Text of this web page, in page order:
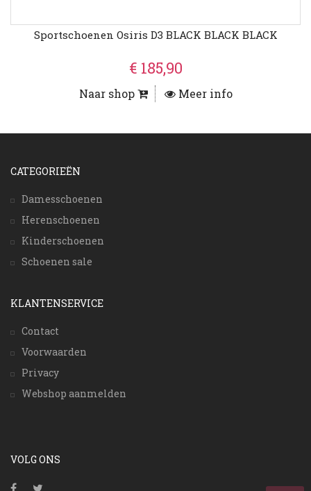
Sportschoenen Osiris D3 BLACK BLACK BLACK
€ 185,90
Naar shop Meer info
CATEGORIEËN
Damesschoenen
Herenschoenen
Kinderschoenen
Schoenen sale
KLANTENSERVICE
Contact
Voorwaarden
Privacy
Webshop aanmelden
VOLG ONS